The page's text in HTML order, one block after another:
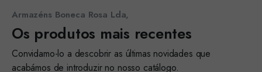
Armazéns Boneca Rosa Lda,
Os produtos mais recentes
Convidamo-lo a descobrir as últimas novidades que
acabámos de introduzir no nosso catálogo.